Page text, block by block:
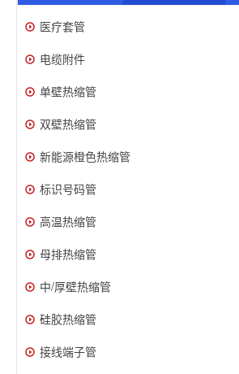
医疗套管
电缆附件
单壁热缩管
双壁热缩管
新能源橙色热缩管
标识号码管
高温热缩管
母排热缩管
中/厚壁热缩管
硅胶热缩管
接线端子管